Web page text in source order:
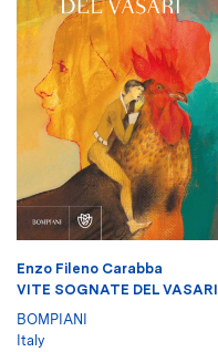
Enzo Fileno Carabba
VITE SOGNATE DEL VASARI
BOMPIANI
Italy